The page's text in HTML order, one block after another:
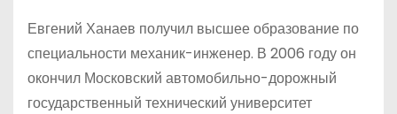
Евгений Ханаев получил высшее образование по
специальности механик-инженер. В 2006 году он
окончил Московский автомобильно-дорожный
государственный технический университет